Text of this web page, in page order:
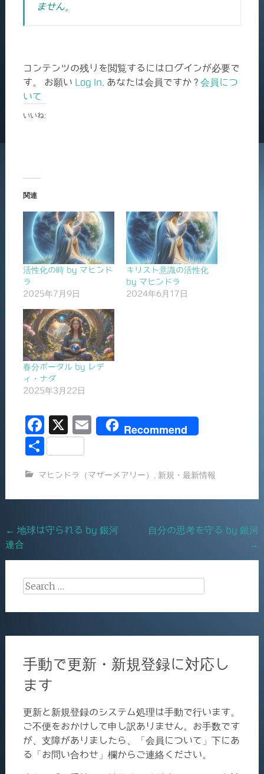
ません。
コンテンツの残りを閲覧するにはログインが必要で
す。 お願い Log In . あなたは会員ですか ? 会員につ
いて
いいね:
関連
活性化の時 by マヒンド
ラ
2025年7月9日
キリスト意識の活性化
by マヒンドラ
2024年6月17日
春分ポータル by レデ
ィ・ナダ
2025年3月22日
F
a
e
b
o
k
X
E
l
Recommend
共
マヒンドラ（マザーメアリー） 新規・最新情報
Post
navigation
← 地球は守られる by 銀河
連合
自分の思考を守る by 銀河
→
Search
手動で更新・新規登録に対応し
ます
更新と新規登録のシステム処理は手動で行います。
ご不便をおかけして申し訳ありません。お手数です
が、支障がありましたら、「会員について」下にあ
る「お問い合わせ」欄からご連絡ください。